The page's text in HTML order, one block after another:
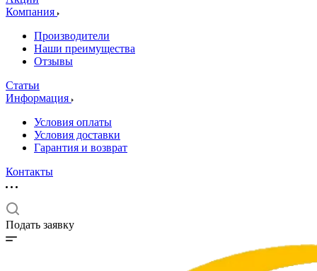
Компания
Производители
Наши преимущества
Отзывы
Статьи
Информация
Условия оплаты
Условия доставки
Гарантия и возврат
Контакты
Подать заявку